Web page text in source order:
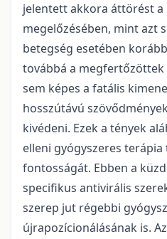
jelentett akkora áttörést a
megelőzésében, mint azt
betegség esetében
továbbá a megfertőzöttek
sem képes a fatális
hosszútávú
kivédeni. Ezek a tények
elleni gyógyszeres
fontosságát. Ebben a
specifikus antivirális
szerep jut régebbi
újrapozícionálásának is.